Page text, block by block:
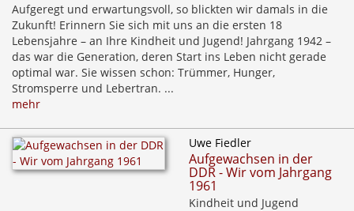
Aufgeregt und erwartungsvoll, so blickten wir damals in die
Zukunft! Erinnern Sie sich mit uns an die ersten 18
Lebensjahre – an Ihre Kindheit und Jugend! Jahrgang 1942 –
das war die Generation, deren Start ins Leben nicht gerade
optimal war. Sie wissen schon: Trümmer, Hunger,
Stromsperre und Lebertran. ...
mehr
Uwe Fiedler
Aufgewachsen in der
DDR - Wir vom Jahrgang
1961
Kindheit und Jugend